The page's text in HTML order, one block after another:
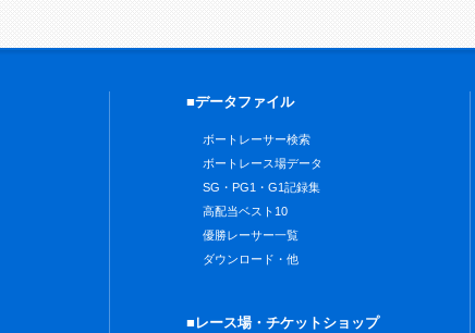
■データファイル
ボートレーサー検索
ボートレース場データ
SG・PG1・G1記録集
高配当ベスト10
優勝レーサー一覧
ダウンロード・他
■レース場・チケットショップ